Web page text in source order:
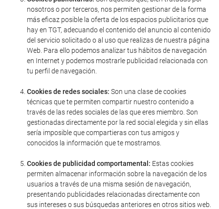
nosotros o por terceros, nos permiten gestionar de la forma
más eficaz posible la oferta de los espacios publicitarios que
hay en TGT, adecuando el contenido del anuncio al contenido
del servicio solicitado o al uso que realizas de nuestra página
Web. Para ello podemos analizar tus hábitos de navegación
en Internet y podemos mostrarle publicidad relacionada con
tu perfil de navegación.
Cookies de redes sociales: Son una clase de cookies
técnicas que te permiten compartir nuestro contenido a
través de las redes sociales de las que eres miembro. Son
gestionadas directamente por la red social elegida y sin ellas
sería imposible que compartieras con tus amigos y
conocidos la información que te mostramos.
Cookies de publicidad comportamental: Estas cookies
permiten almacenar información sobre la navegación de los
usuarios a través de una misma sesión de navegación,
presentando publicidades relacionadas directamente con
sus intereses o sus búsquedas anteriores en otros sitios web.